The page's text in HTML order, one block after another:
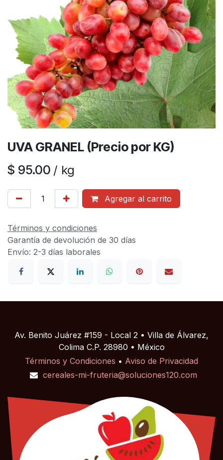
UVA GRANEL (Precio por KG)
$ 95.00 / kg
Agregar al carrito
Términos y condiciones
Garantía de devolución de 30 días
Envío: 2-3 días laborales
Av. Benito Juárez #159 - Local 2 • Villa de Álvarez,
Colima C.P. 28980 • México
Términos y Condiciones • Aviso de Privacidad
cereales-mi-fruteria@soluciones120.com